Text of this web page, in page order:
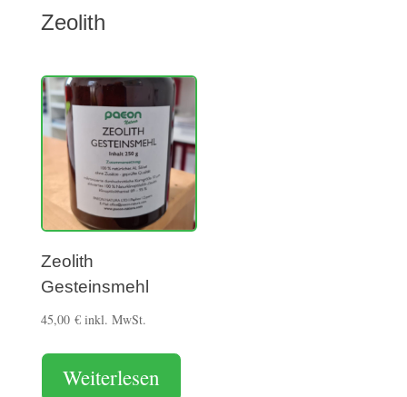
Zeolith
Zeolith
Gesteinsmehl
45,00 € inkl. MwSt.
Weiterlesen